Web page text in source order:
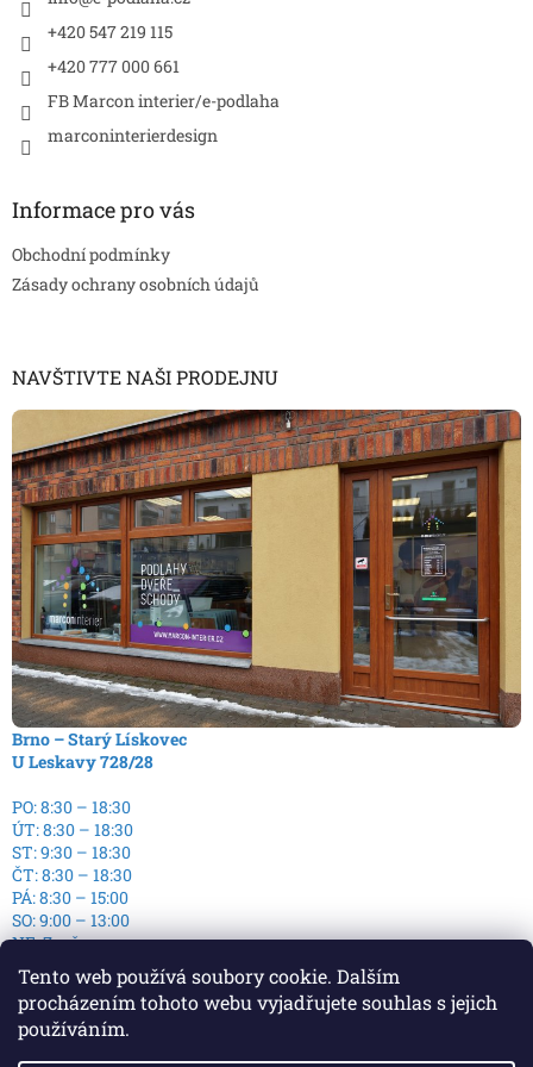
Tento web používá soubory cookie. Dalším
procházením tohoto webu vyjadřujete souhlas s jejich
používáním.
+420 547 219 115
+420 777 000 661
FB Marcon interier/e-podlaha
marconinterierdesign
Informace pro vás
Obchodní podmínky
Zásady ochrany osobních údajů
NAVŠTIVTE NAŠI PRODEJNU
Brno – Starý Lískovec
U Leskavy 728/28
PO: 8:30 – 18:30
ÚT: 8:30 – 18:30
ST: 9:30 – 18:30
ČT: 8:30 – 18:30
PÁ: 8:30 – 15:00
SO: 9:00 – 13:00
NE: Zavřeno